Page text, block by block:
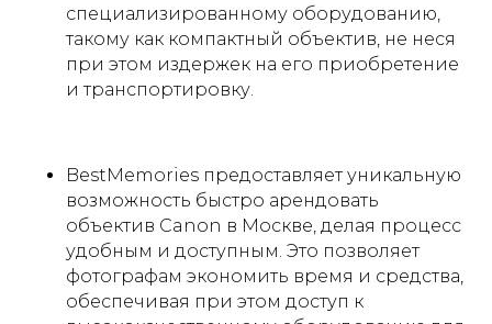
специализированному оборудованию,
такому как компактный объектив, не неся
при этом издержек на его приобретение
и транспортировку.
BestMemories предоставляет уникальную
возможность быстро арендовать
объектив Canon в Москве, делая процесс
удобным и доступным. Это позволяет
фотографам экономить время и средства,
обеспечивая при этом доступ к